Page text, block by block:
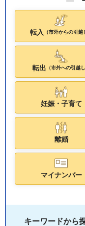
転入 （市外からの引越
転出 （市外への引越し
妊娠・子育て
離婚
マイナンバー
キーワードから